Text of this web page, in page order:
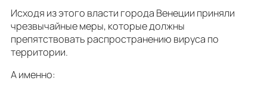
Исходя из этого власти города Венеции приняли
чрезвычайные меры, которые должны
препятствовать распространению вируса по
территории.
А именно: